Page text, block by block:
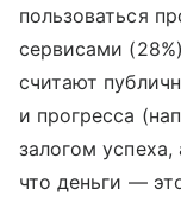
пользоваться
сервисами
считают
и прогресса
залогом
что деньги —